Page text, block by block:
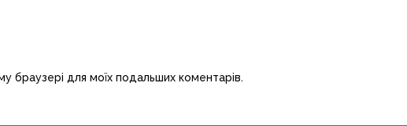
браузері для моїх подальших коментарів.